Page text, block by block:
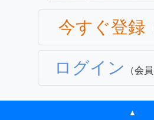
今すぐ登録
ログイン （会
▲